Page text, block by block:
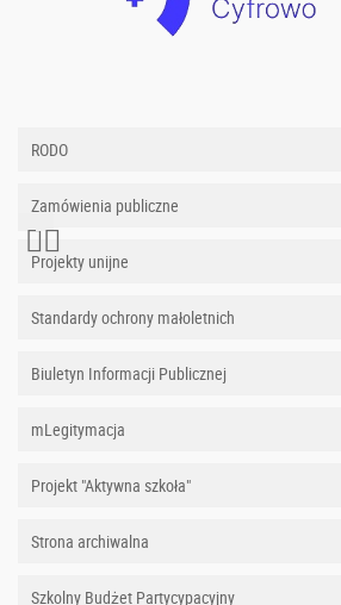
RODO
Zamówienia publiczne
Projekty unijne
Standardy ochrony małoletnich
Biuletyn Informacji Publicznej
mLegitymacja
Projekt "Aktywna szkoła"
Strona archiwalna
Szkolny Budżet Partycypacyjny